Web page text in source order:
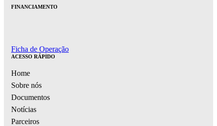
FINANCIAMENTO
Ficha de Operação
ACESSO RÁPIDO
Home
Sobre nós
Documentos
Notícias
Parceiros